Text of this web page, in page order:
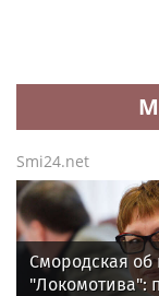
вместе
ТK «Байкал-
Авито